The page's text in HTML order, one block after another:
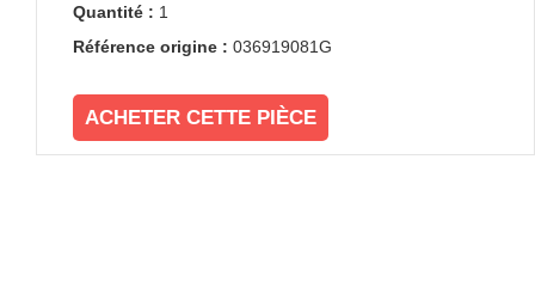
Quantité : 1
Référence origine : 036919081G
ACHETER CETTE PIÈCE